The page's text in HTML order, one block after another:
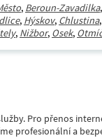
, Beroun-Zavadilka,
, Hýskov, Chlustina,
, Nižbor, Osek,
Pro přenos
profesionální a